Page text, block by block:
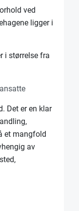
ved
ligger i
i størrelse fra
Det er en klar
et mangfold
av